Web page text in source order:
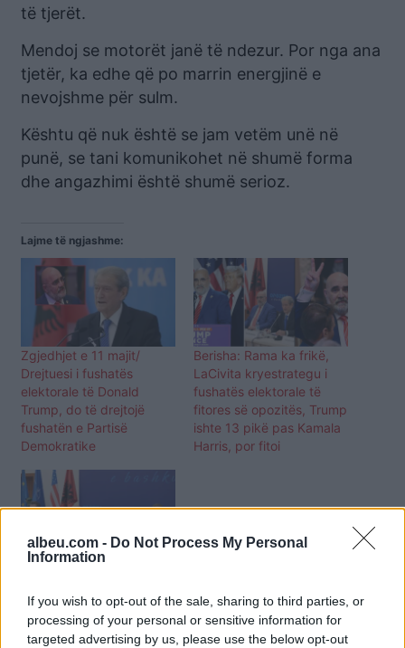
albeu.com - Do Not Process My Personal
Information
If you wish to opt-out of the sale, sharing to third parties, or
processing of your personal or sensitive information for
targeted advertising by us, please use the below opt-out
të tjerët.
Mendoj se motorët janë të ndezur. Por nga ana
tjetër, ka edhe që po marrin energjinë e
nevojshme për sulm.
Kështu që nuk është se jam vetëm unë në
punë, se tani komunikohet në shumë forma
dhe angazhimi është shumë serioz.
Lajme të ngjashme:
Zgjedhjet e 11 majit/
Drejtuesi i fushatës
elektorale të Donald
Trump, do të drejtojë
fushatën e Partisë
Demokratike
Berisha: Rama ka frikë,
LaCivita kryestrategu i
fushatës elektorale të
fitores së opozitës, Trump
ishte 13 pikë pas Kamala
Harris, por fitoi
Berisha: Kryearkitekti i
drejtojë fushatën e PD-së
për fitoren në zgjedhjet e
11 majit